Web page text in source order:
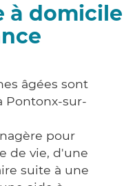
à domicile
âgées sont
Pontonx-sur-
pour
de vie, d'une
suite à une